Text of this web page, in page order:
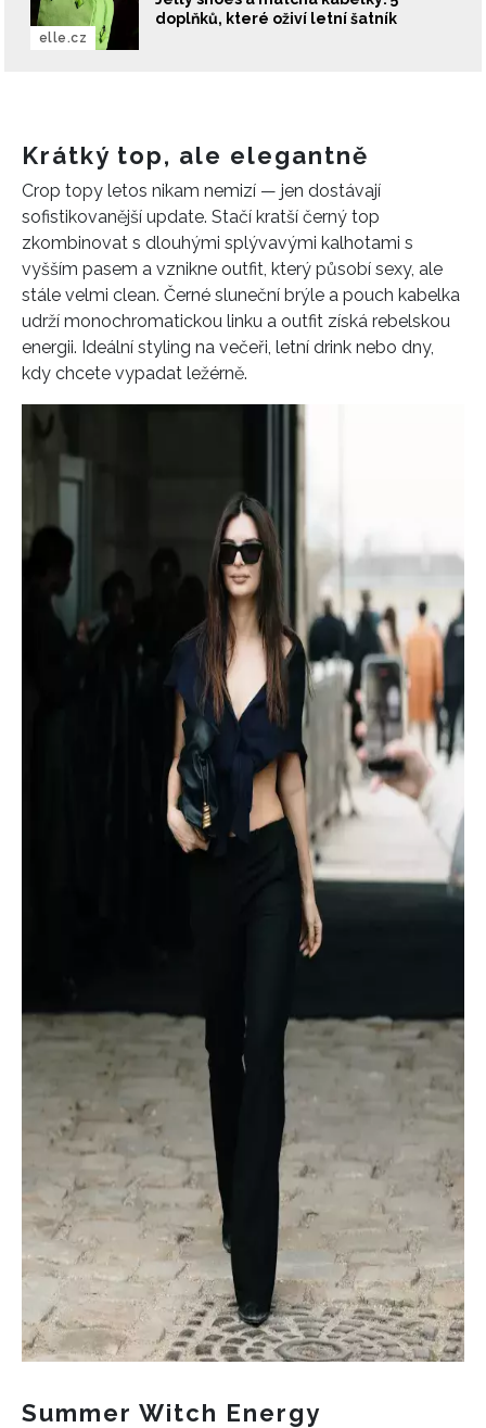
doplňků, které oživí letní šatník
elle.cz
Krátký top, ale elegantně
Crop topy letos nikam nemizí — jen dostávají
sofistikovanější update. Stačí kratší černý top
zkombinovat s dlouhými splývavými kalhotami s
vyšším pasem a vznikne outfit, který působí sexy, ale
stále velmi clean. Černé sluneční brýle a pouch kabelka
udrží monochromatickou linku a outfit získá rebelskou
energii. Ideální styling na večeři, letní drink nebo dny,
kdy chcete vypadat ležérně.
Summer Witch Energy